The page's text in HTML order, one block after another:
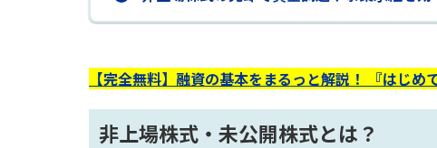
【完全無料】融資の基本をまるっと解説！ 『はじめ
非上場株式・未公開株式とは？